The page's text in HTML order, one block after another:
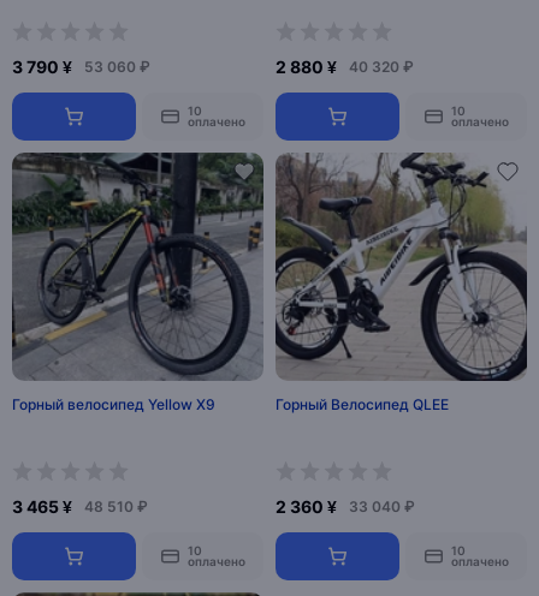
3 790 ¥ 53 060 ₽
10
оплачено
2 880 ¥ 40 320 ₽
10
оплачено
Горный велосипед Yellow X9
3 465 ¥ 48 510 ₽
10
оплачено
Горный Велосипед QLEE
2 360 ¥ 33 040 ₽
10
оплачено